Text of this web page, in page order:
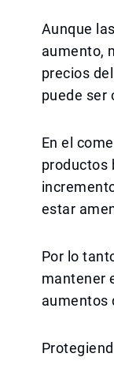
Aunque
aumento,
precios
puede ser
En el
productos
estar
Por lo
mantener
aumentos